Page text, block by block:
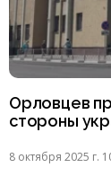
Орловцев
стороны
8 октября 2025 г.